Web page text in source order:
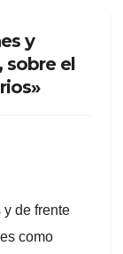
y
sobre el
y de frente
como